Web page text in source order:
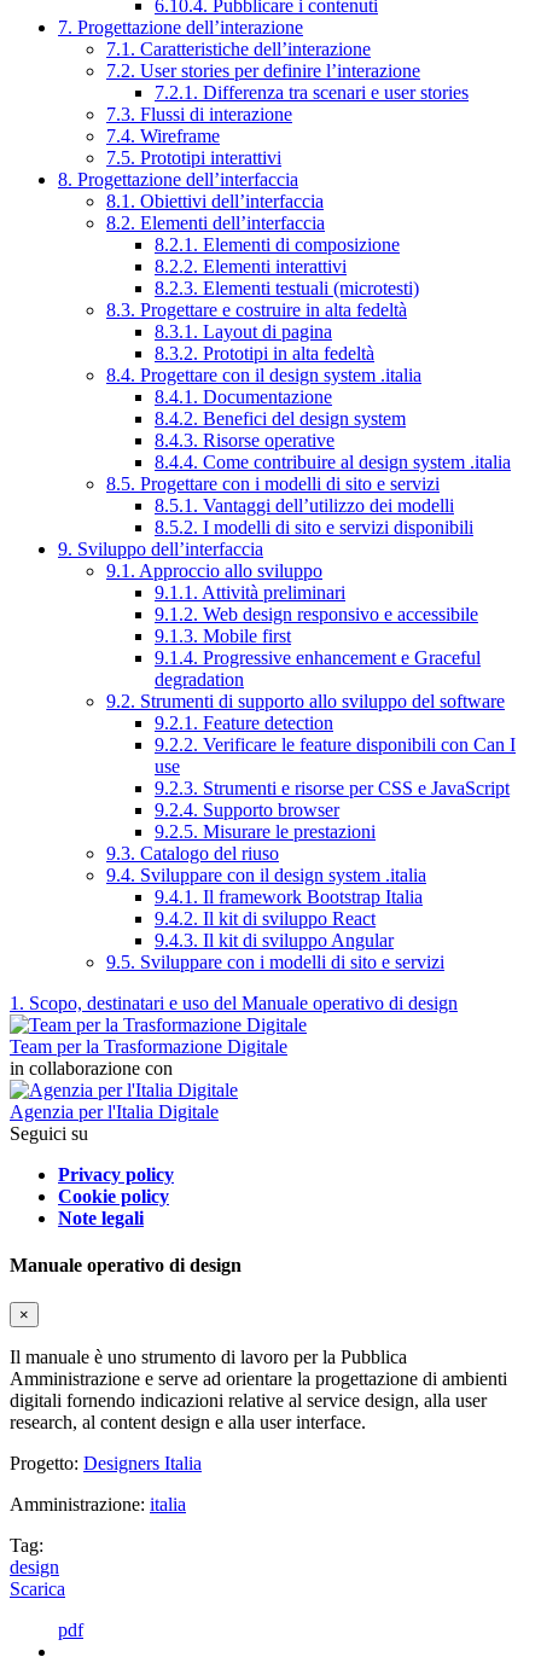
6.10.4. Pubblicare i contenuti
7. Progettazione dell’interazione
7.1. Caratteristiche dell’interazione
7.2. User stories per definire l’interazione
7.2.1. Differenza tra scenari e user stories
7.3. Flussi di interazione
7.4. Wireframe
7.5. Prototipi interattivi
8. Progettazione dell’interfaccia
8.1. Obiettivi dell’interfaccia
8.2. Elementi dell’interfaccia
8.2.1. Elementi di composizione
8.2.2. Elementi interattivi
8.2.3. Elementi testuali (microtesti)
8.3. Progettare e costruire in alta fedeltà
8.3.1. Layout di pagina
8.3.2. Prototipi in alta fedeltà
8.4. Progettare con il design system .italia
8.4.1. Documentazione
8.4.2. Benefici del design system
8.4.3. Risorse operative
8.4.4. Come contribuire al design system .italia
8.5. Progettare con i modelli di sito e servizi
8.5.1. Vantaggi dell’utilizzo dei modelli
8.5.2. I modelli di sito e servizi disponibili
9. Sviluppo dell’interfaccia
9.1. Approccio allo sviluppo
9.1.1. Attività preliminari
9.1.2. Web design responsivo e accessibile
9.1.3. Mobile first
9.1.4. Progressive enhancement e Graceful
degradation
9.2. Strumenti di supporto allo sviluppo del software
9.2.1. Feature detection
9.2.2. Verificare le feature disponibili con Can I
use
9.2.3. Strumenti e risorse per CSS e JavaScript
9.2.4. Supporto browser
9.2.5. Misurare le prestazioni
9.3. Catalogo del riuso
9.4. Sviluppare con il design system .italia
9.4.1. Il framework Bootstrap Italia
9.4.2. Il kit di sviluppo React
9.4.3. Il kit di sviluppo Angular
9.5. Sviluppare con i modelli di sito e servizi
1. Scopo, destinatari e uso del Manuale operativo di design
Team per la Trasformazione Digitale
in collaborazione con
Agenzia per l'Italia Digitale
Seguici su
Privacy policy
Cookie policy
Note legali
Manuale operativo di design
×
Il manuale è uno strumento di lavoro per la Pubblica
Amministrazione e serve ad orientare la progettazione di ambienti
digitali fornendo indicazioni relative al service design, alla user
research, al content design e alla user interface.
Progetto: Designers Italia
Amministrazione: italia
Tag:
design
Scarica
pdf